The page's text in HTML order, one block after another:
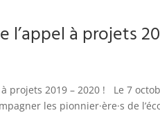
l’appel à projets
à projets 2019 – 2020 ! Le 7
les pionnier·ère·s de